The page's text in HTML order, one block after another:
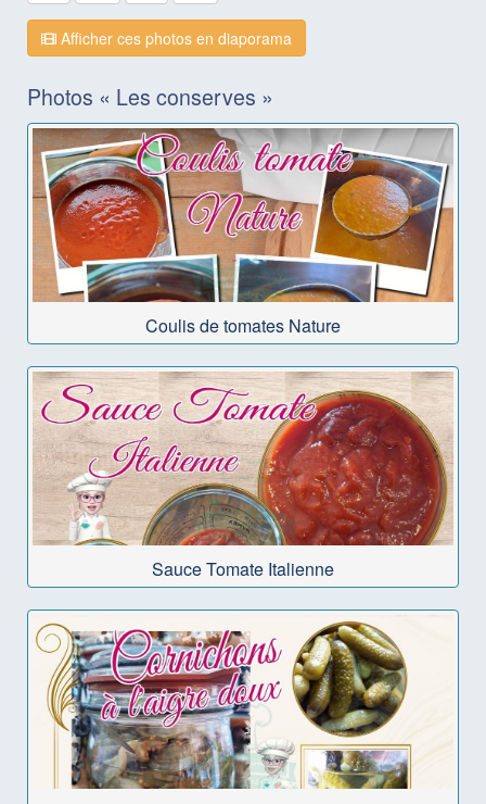
Afficher ces photos en diaporama
Photos « Les conserves »
Coulis de tomates Nature
Sauce Tomate Italienne